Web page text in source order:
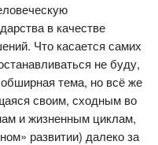
в качестве
Что касается самих
не буду,
тема, но всё же
своим, сходным во
и жизненным циклам,
развитии) далеко за